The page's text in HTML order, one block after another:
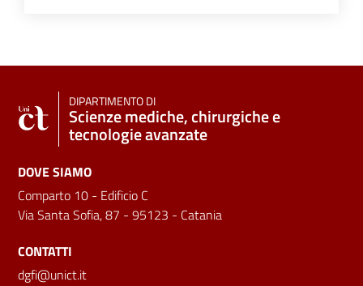
DIPARTIMENTO DI
Scienze mediche, chirurgiche e
tecnologie avanzate
DOVE SIAMO
Comparto 10 - Edificio C
Via Santa Sofia, 87 - 95123 - Catania
CONTATTI
dgfi@unict.it